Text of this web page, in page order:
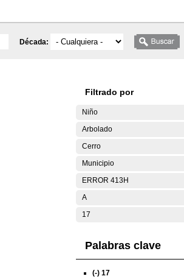
Década:
Filtrado por
Niño
Arbolado
Cerro
Municipio
ERROR 413H
A
17
Palabras clave
(-) 17